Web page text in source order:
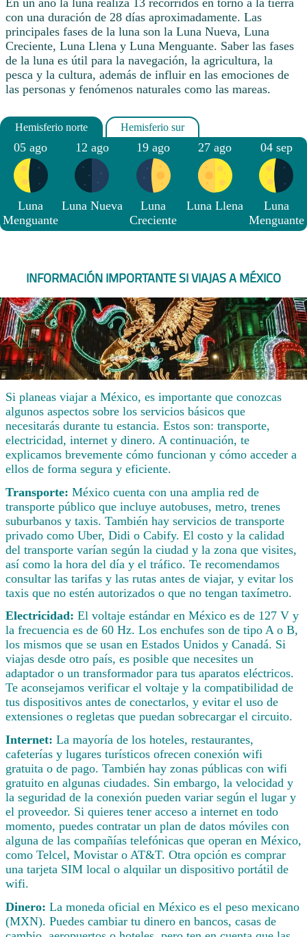
con una duración de 28 días aproximadamente. Las
principales fases de la luna son la Luna Nueva, Luna
Creciente, Luna Llena y Luna Menguante. Saber las fases
de la luna es útil para la navegación, la agricultura, la
pesca y la cultura, además de influir en las emociones de
las personas y fenómenos naturales como las mareas.
05 ago
Luna
Menguante
12 ago
Luna Nueva
19 ago
Luna
Creciente
27 ago
Luna Llena
04 sep
Luna
Menguante
INFORMACIÓN IMPORTANTE SI VIAJAS A MÉXICO
Si planeas viajar a México, es importante que conozcas
algunos aspectos sobre los servicios básicos que
necesitarás durante tu estancia. Estos son: transporte,
electricidad, internet y dinero. A continuación, te
explicamos brevemente cómo funcionan y cómo acceder a
ellos de forma segura y eficiente.
Transporte: México cuenta con una amplia red de
transporte público que incluye autobuses, metro, trenes
suburbanos y taxis. También hay servicios de transporte
privado como Uber, Didi o Cabify. El costo y la calidad
del transporte varían según la ciudad y la zona que visites,
así como la hora del día y el tráfico. Te recomendamos
consultar las tarifas y las rutas antes de viajar, y evitar los
taxis que no estén autorizados o que no tengan taxímetro.
Electricidad: El voltaje estándar en México es de 127 V y
la frecuencia es de 60 Hz. Los enchufes son de tipo A o B,
los mismos que se usan en Estados Unidos y Canadá. Si
viajas desde otro país, es posible que necesites un
adaptador o un transformador para tus aparatos eléctricos.
Te aconsejamos verificar el voltaje y la compatibilidad de
tus dispositivos antes de conectarlos, y evitar el uso de
extensiones o regletas que puedan sobrecargar el circuito.
Internet: La mayoría de los hoteles, restaurantes,
cafeterías y lugares turísticos ofrecen conexión wifi
gratuita o de pago. También hay zonas públicas con wifi
gratuito en algunas ciudades. Sin embargo, la velocidad y
la seguridad de la conexión pueden variar según el lugar y
el proveedor. Si quieres tener acceso a internet en todo
momento, puedes contratar un plan de datos móviles con
alguna de las compañías telefónicas que operan en México,
como Telcel, Movistar o AT&T. Otra opción es comprar
una tarjeta SIM local o alquilar un dispositivo portátil de
wifi.
Dinero: La moneda oficial en México es el peso mexicano
(MXN). Puedes cambiar tu dinero en bancos, casas de